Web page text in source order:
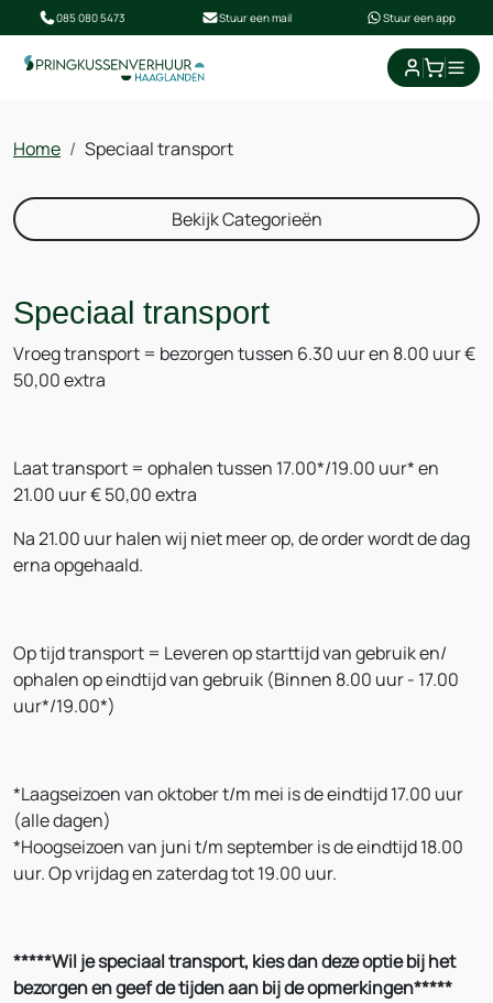
085 080 5473 Stuur een mail Stuur een app
Home Speciaal transport
Bekijk Categorieën
Speciaal transport
Vroeg transport = bezorgen tussen 6.30 uur en 8.00 uur €
50,00 extra
Laat transport = ophalen tussen 17.00*/19.00 uur* en
21.00 uur € 50,00 extra
Na 21.00 uur halen wij niet meer op, de order wordt de dag
erna opgehaald.
Op tijd transport = Leveren op starttijd van gebruik en/
ophalen op eindtijd van gebruik (Binnen 8.00 uur - 17.00
uur*/19.00*)
*Laagseizoen van oktober t/m mei is de eindtijd 17.00 uur
(alle dagen)
*Hoogseizoen van juni t/m september is de eindtijd 18.00
uur. Op vrijdag en zaterdag tot 19.00 uur.
*****Wil je speciaal transport, kies dan deze optie bij het
bezorgen en geef de tijden aan bij de opmerkingen*****